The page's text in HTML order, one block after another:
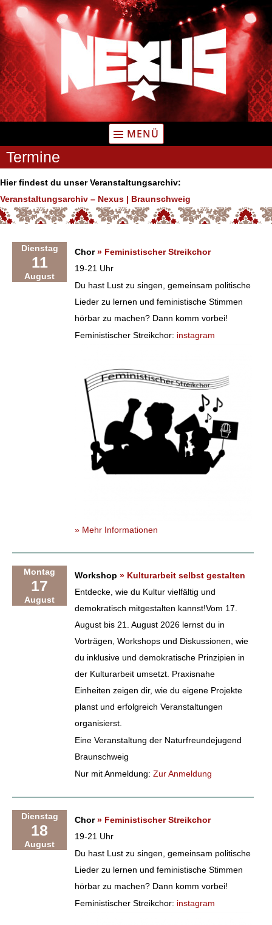
Zum
Inhalt
springen
MENÜ
Termine
Hier findest du unser Veranstaltungsarchiv:
Veranstaltungsarchiv – Nexus | Braunschweig
Dienstag
11
August
Chor» Feministischer Streikchor
19-21 Uhr
Du hast Lust zu singen, gemeinsam politische
Lieder zu lernen und feministische Stimmen
hörbar zu machen? Dann komm vorbei!
Feministischer Streikchor: instagram
» Mehr Informationen
Montag
17
August
Workshop » Kulturarbeit selbst gestalten
Entdecke, wie du Kultur vielfältig und
demokratisch mitgestalten kannst!Vom 17.
August bis 21. August 2026 lernst du in
Vorträgen, Workshops und Diskussionen, wie
du inklusive und demokratische Prinzipien in
der Kulturarbeit umsetzt. Praxisnahe
Einheiten zeigen dir, wie du eigene Projekte
planst und erfolgreich Veranstaltungen
organisierst.
Eine Veranstaltung der Naturfreundejugend
Braunschweig
Nur mit Anmeldung: Zur Anmeldung
Dienstag
18
August
Chor» Feministischer Streikchor
19-21 Uhr
Du hast Lust zu singen, gemeinsam politische
Lieder zu lernen und feministische Stimmen
hörbar zu machen? Dann komm vorbei!
Feministischer Streikchor: instagram